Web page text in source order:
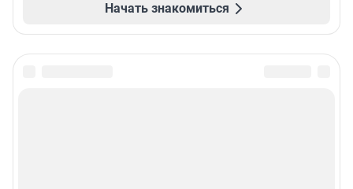
Начать знакомиться